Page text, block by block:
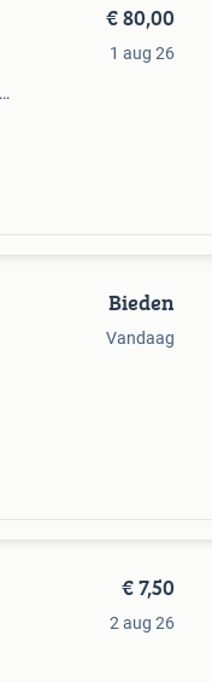
€ 80,00
1 aug 26
Bieden
Vandaag
€ 7,50
2 aug 26